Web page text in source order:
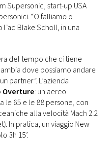
Supersonic, start-up USA
“O falliamo o
Blake Scholl, in una
del tempo che ci tiene
dove possiamo andare
partner”. L’azienda
Overture: un aereo
le 65 e le 88 persone, con
alla velocità Mach 2.2
In pratica, un viaggio New
3h 15’.